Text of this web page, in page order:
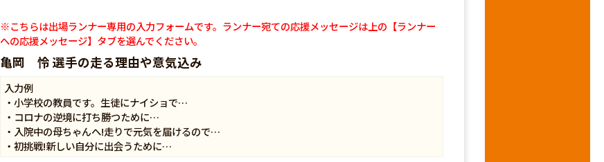
※こちらは出場ランナー専用の入力フォームです。ランナー宛ての応援メッセージは上の【ランナー
への応援メッセージ】タブを選んでください。
亀岡 怜 選手の走る理由や意気込み
入力例
・小学校の教員です。生徒にナイショで…
・コロナの逆境に打ち勝つために…
・入院中の母ちゃんへ!走りで元気を届けるので…
・初挑戦!新しい自分に出会うために…